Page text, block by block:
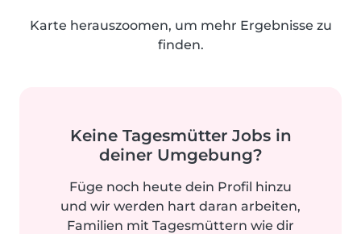
Karte herauszoomen, um mehr Ergebnisse zu
finden.
Keine Tagesmütter Jobs in
deiner Umgebung?
Füge noch heute dein Profil hinzu
und wir werden hart daran arbeiten,
Familien mit Tagesmüttern wie dir